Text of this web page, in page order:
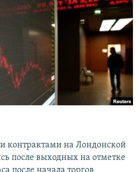
контрактами на Лондонской
после выходных на отметке